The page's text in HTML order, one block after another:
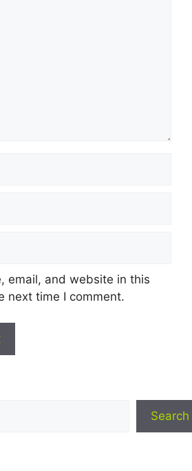
email, and website in this
next time I comment.
Search